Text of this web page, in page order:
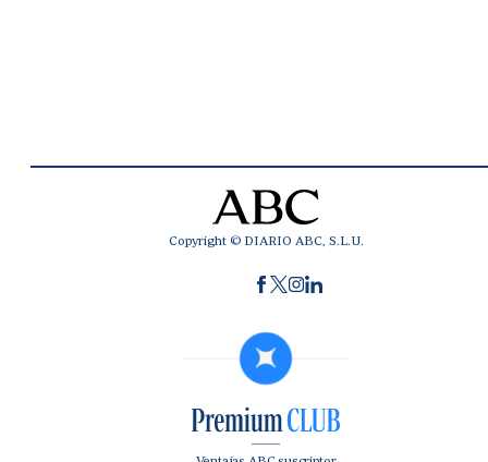
Copyright © DIARIO ABC, S.L.U.